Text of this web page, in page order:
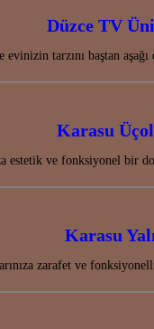
Düzce TV
tarzını baştan
Karasu
estetik ve fonksiyonel bir
Karasu
zarafet ve